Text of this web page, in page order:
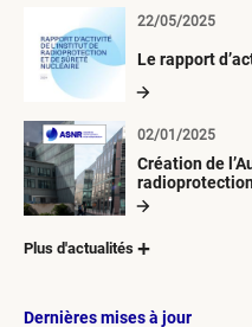
Le rapport
22/05/2025
Création de
02/01/2025
Plus d'actualités
Dernières mises à jour